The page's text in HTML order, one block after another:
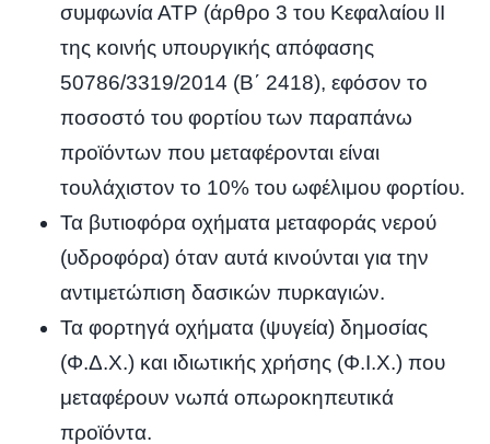
συμφωνία ΑΤΡ (άρθρο 3 του Κεφαλαίου ΙΙ
της κοινής υπουργικής απόφασης
50786/3319/2014 (Β΄ 2418), εφόσον το
ποσοστό του φορτίου των παραπάνω
προϊόντων που μεταφέρονται είναι
τουλάχιστον το 10% του ωφέλιμου φορτίου.
Τα βυτιοφόρα οχήματα μεταφοράς νερού
(υδροφόρα) όταν αυτά κινούνται για την
αντιμετώπιση δασικών πυρκαγιών.
Τα φορτηγά οχήματα (ψυγεία) δημοσίας
(Φ.Δ.Χ.) και ιδιωτικής χρήσης (Φ.Ι.Χ.) που
μεταφέρουν νωπά οπωροκηπευτικά
προϊόντα.